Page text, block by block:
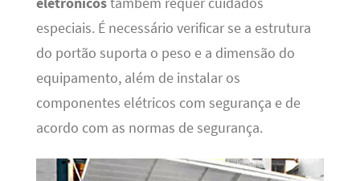
especiais. É necessário verificar se a estrutura
do portão suporta o peso e a dimensão do
equipamento, além de instalar os
componentes elétricos com segurança e de
acordo com as normas de segurança.